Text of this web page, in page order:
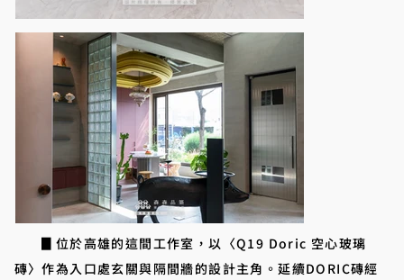
▊位於高雄的這間工作室，以〈Q19 Doric 空心玻璃
磚〉作為入口處玄關與隔間牆的設計主角。延續DORIC磚經